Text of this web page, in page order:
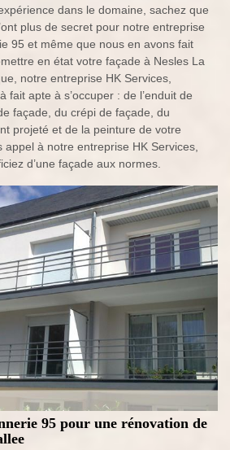
dans le domaine, sachez que
plus de secret pour notre entreprise
95 et même que nous en avons fait
en état votre façade à Nesles La
notre entreprise HK Services,
fait apte à s’occuper : de l’enduit de
façade, du crépi de façade, du
projeté et de la peinture de votre
appel à notre entreprise HK Services,
d’une façade aux normes.
95 pour une rénovation de